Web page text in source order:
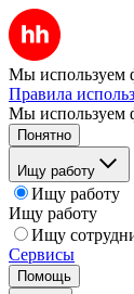
Мы используем
Правила
Мы используем
Понятно
Ищу работу
Ищу работу
Ищу работу
Ищу
Сервисы
Помощь